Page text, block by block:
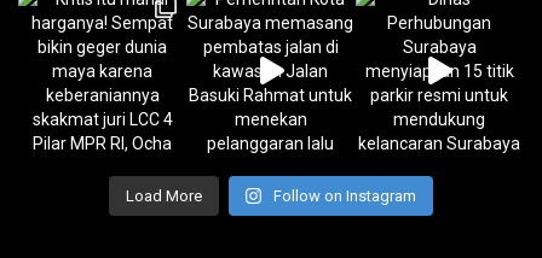
Load More Follow on Instagram